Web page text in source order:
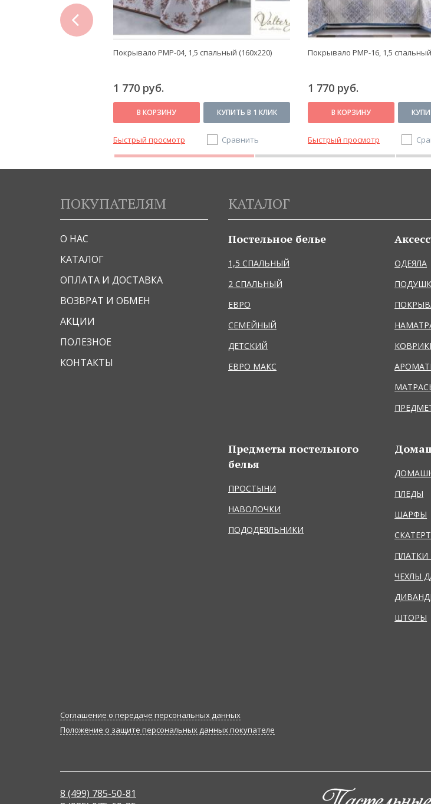
Покрывало PMP-04, 1,5 спальный (160x220)
1 770 руб.
В КОРЗИНУ КУПИТЬ В 1 КЛИК
Быстрый просмотр Сравнить
Покрывало PMP-16, 1,5
1 770 руб.
В КОРЗИНУ
Быстрый просмотр
ПОКУПАТЕЛЯМ
О НАС
КАТАЛОГ
ОПЛАТА И ДОСТАВКА
ВОЗВРАТ И ОБМЕН
АКЦИИ
ПОЛЕЗНОЕ
КОНТАКТЫ
КАТАЛОГ
Постельное белье
1,5 СПАЛЬНЫЙ
2 СПАЛЬНЫЙ
ЕВРО
СЕМЕЙНЫЙ
ДЕТСКИЙ
ЕВРО МАКС
ОДЕЯЛА
Предметы постельного
белья
ПРОСТЫНИ
НАВОЛОЧКИ
ПОДОДЕЯЛЬНИКИ
ПЛЕДЫ
ШАРФЫ
ЧЕХЛЫ
ШТОРЫ
Соглашение о передаче персональных данных
Положение о защите персональных данных покупателе
8 (499) 785-50-81